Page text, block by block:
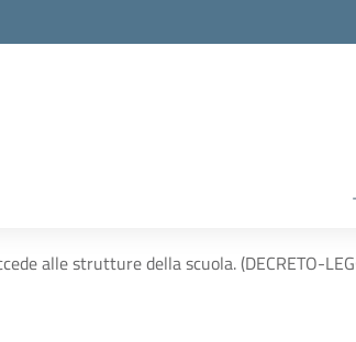
alle strutture della scuola. (DECRETO-